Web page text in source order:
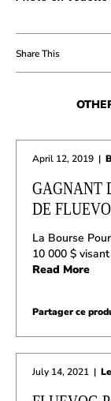
April 12, 2019 |
GAGNANT
DE
La Bourse
10 000 $ visant
Read More
Partager ce
July 14, 2021 |